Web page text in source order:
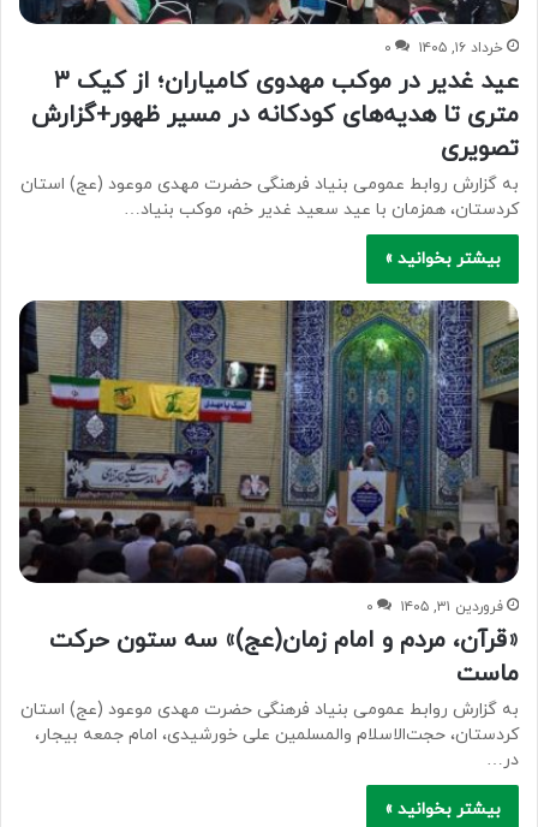
خرداد ۱۶, ۱۴۰۵ ۰
عید غدیر در موکب مهدوی کامیاران؛ از کیک ۳
متری تا هدیه‌های کودکانه در مسیر ظهور+گزارش
تصویری
به گزارش روابط عمومی بنیاد فرهنگی حضرت مهدی موعود (عج) استان
کردستان، همزمان با عید سعید غدیر خم، موکب بنیاد…
بیشتر بخوانید »
فروردین ۳۱, ۱۴۰۵ ۰
«قرآن، مردم و امام زمان(عج)» سه ستون حرکت
ماست
به گزارش روابط عمومی بنیاد فرهنگی حضرت مهدی موعود (عج) استان
کردستان، حجت‌الاسلام والمسلمین علی خورشیدی، امام جمعه بیجار،
در…
بیشتر بخوانید »